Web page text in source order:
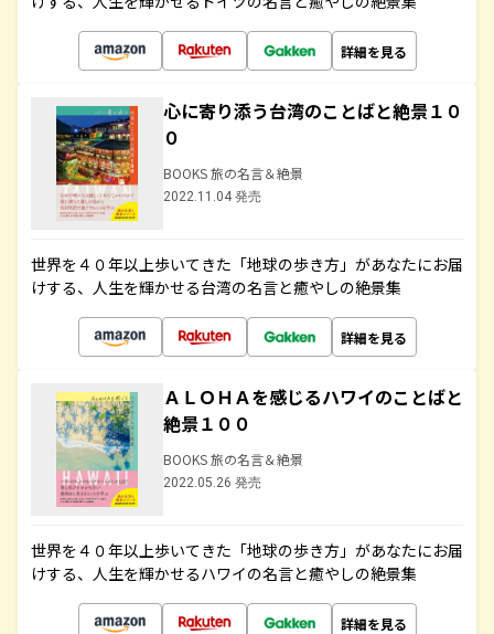
詳細を見る
心に寄り添う台湾のことばと絶景１０
０
BOOKS 旅の名言＆絶景
2022.11.04 発売
世界を４０年以上歩いてきた「地球の歩き方」があなたにお届
けする、人生を輝かせる台湾の名言と癒やしの絶景集
詳細を見る
ＡＬＯＨＡを感じるハワイのことばと
絶景１００
BOOKS 旅の名言＆絶景
2022.05.26 発売
世界を４０年以上歩いてきた「地球の歩き方」があなたにお届
けする、人生を輝かせるハワイの名言と癒やしの絶景集
詳細を見る